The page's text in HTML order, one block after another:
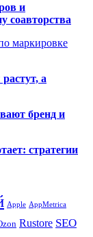
и
соавторства
маркировке
а
бренд и
стратегии
Apple AppMetrica
Rustore SEO